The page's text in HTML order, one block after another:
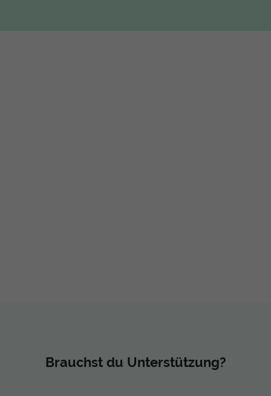
Brauchst du Unterstützung?